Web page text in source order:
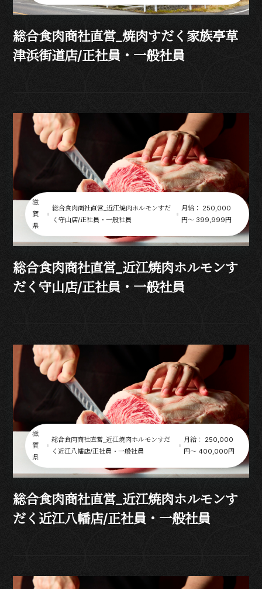
総合食肉商社直営_焼肉すだく家族亭草
津浜街道店/正社員・一般社員
滋
賀
県
総合食肉商社直営_近江焼肉ホルモンすだ
く守山店/正社員・一般社員
月給： 250,000
円〜 399,999円
総合食肉商社直営_近江焼肉ホルモンす
だく守山店/正社員・一般社員
滋
賀
県
総合食肉商社直営_近江焼肉ホルモンすだ
く近江八幡店/正社員・一般社員
月給： 250,000
円〜 400,000円
総合食肉商社直営_近江焼肉ホルモンす
だく近江八幡店/正社員・一般社員